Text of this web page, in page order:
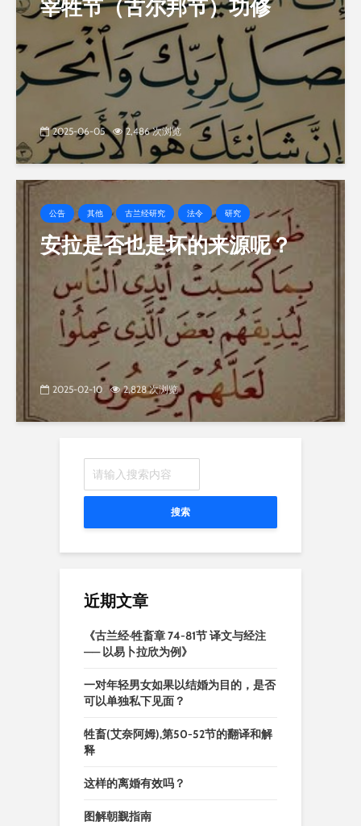
宰牲节（古尔邦节）功修
2025-06-05 2,486 次浏览
公告 其他 古兰经研究 法令 研究
安拉是否也是坏的来源呢？
2025-02-10 2,828 次浏览
搜索
近期文章
《古兰经·牲畜章 74-81节 译文与经注
—— 以易卜拉欣为例》
一对年轻男女如果以结婚为目的，是否
可以单独私下见面？
牲畜(艾奈阿姆),第50-52节的翻译和解
释
这样的离婚有效吗？
图解朝觐指南